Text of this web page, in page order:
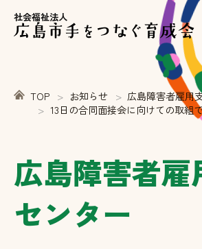
社会福祉法人
TOP お知らせ
広島障害者雇用
13日の合同面接会に向けての取組
広島障害者雇
センター